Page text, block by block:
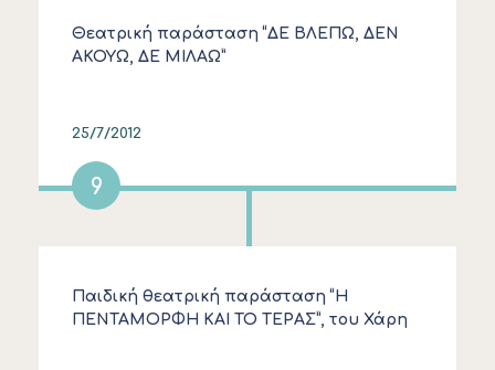
Θεατρική παράσταση “ΔΕ ΒΛΕΠΩ, ΔΕΝ
ΑΚΟΥΩ, ΔΕ ΜΙΛΑΩ”
25/7/2012
9
Παιδική θεατρική παράσταση “Η
ΠΕΝΤΑΜΟΡΦΗ ΚΑΙ ΤΟ ΤΕΡΑΣ”, του Χάρη